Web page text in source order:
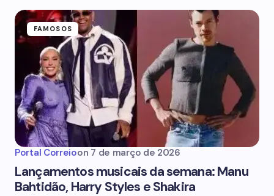
FAMOSOS
Portal Correioon 7 de março de 2026
Lançamentos musicais da semana: Manu
Bahtidão, Harry Styles e Shakira